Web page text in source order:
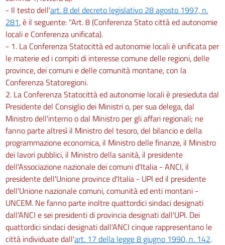
- Il testo dell'art. 8 del decreto legislativo 28 agosto 1997, n.
281, è il seguente: "Art. 8 (Conferenza Stato città ed autonomie
locali e Conferenza unificata).
- 1. La Conferenza Statocittà ed autonomie locali è unificata per
le materie ed i compiti di interesse comune delle regioni, delle
province, dei comuni e delle comunità montane, con la
Conferenza Statoregioni.
2. La Conferenza Statocittà ed autonomie locali è presieduta dal
Presidente del Consiglio dei Ministri o, per sua delega, dal
Ministro dell'interno o dal Ministro per gli affari regionali; ne
fanno parte altresì il Ministro del tesoro, del bilancio e della
programmazione economica, il Ministro delle finanze, il Ministro
dei lavori pubblici, il Ministro della sanità, il presidente
dell'Associazione nazionale dei comuni d'Italia - ANCI, il
presidente dell'Unione province d'Italia - UPI ed il presidente
dell'Unione nazionale comuni, comunità ed enti montani -
UNCEM. Ne fanno parte inoltre quattordici sindaci designati
dall'ANCI e sei presidenti di provincia designati dall'UPI. Dei
quattordici sindaci designati dall'ANCI cinque rappresentano le
città individuate dall'art. 17 della legge 8 giugno 1990, n. 142.